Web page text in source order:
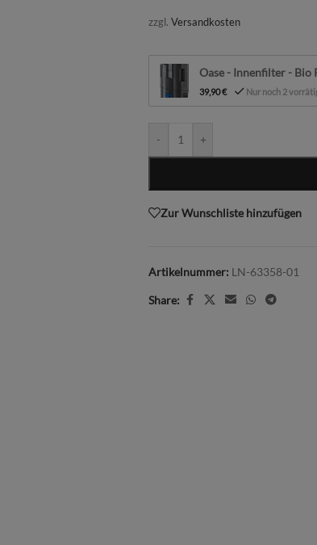
zzgl. Versandkosten
Oase - Innenfilter - Bio
39,90€ Nur noch 2
- +
Zur Wunschliste hinzufügen
Artikelnummer: LN-63358-01
Share: